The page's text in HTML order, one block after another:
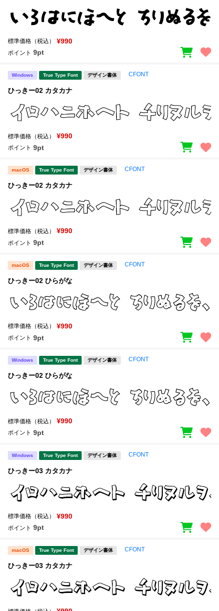
標準価格（税込） ¥990
ポイント 9pt
Windows True Type Font デザイン書体 CFONT
ひっきー02 カタカナ
標準価格（税込） ¥990
ポイント 9pt
macOS True Type Font デザイン書体 CFONT
ひっきー02 カタカナ
標準価格（税込） ¥990
ポイント 9pt
macOS True Type Font デザイン書体 CFONT
ひっきー02 ひらがな
標準価格（税込） ¥990
ポイント 9pt
Windows True Type Font デザイン書体 CFONT
ひっきー02 ひらがな
標準価格（税込） ¥990
ポイント 9pt
Windows True Type Font デザイン書体 CFONT
ひっきー03 カタカナ
標準価格（税込） ¥990
ポイント 9pt
macOS True Type Font デザイン書体 CFONT
ひっきー03 カタカナ